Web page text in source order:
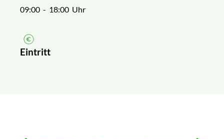
09:00 - 18:00 Uhr
Eintritt